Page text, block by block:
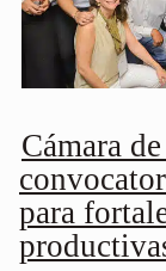
Cámara
para